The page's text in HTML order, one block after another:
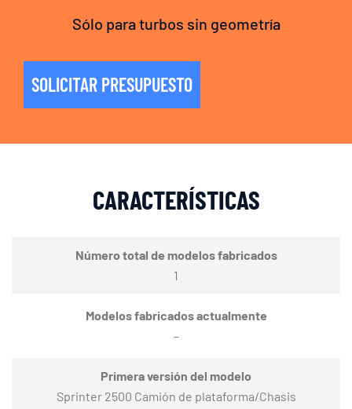
Sólo para turbos sin geometría
SOLICITAR PRESUPUESTO
CARACTERÍSTICAS
Número total de modelos fabricados
1
Modelos fabricados actualmente
–
Primera versión del modelo
Sprinter 2500 Camión de plataforma/Chasis